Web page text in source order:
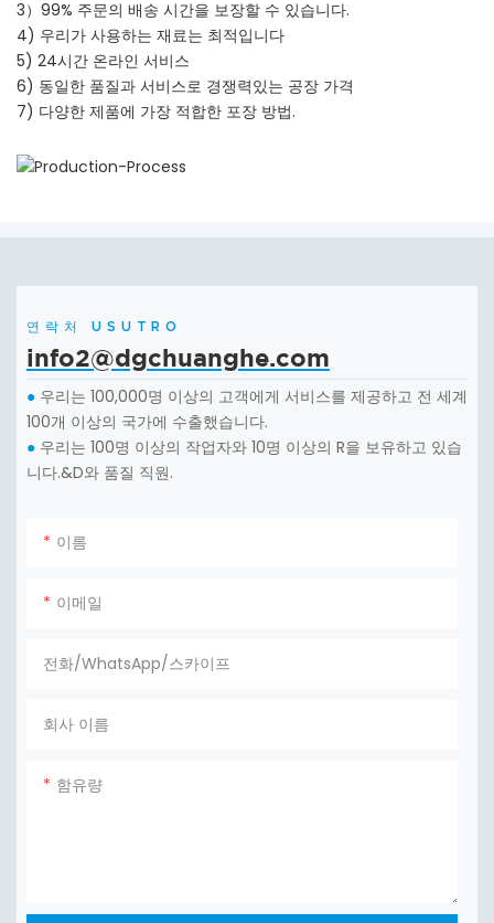
3）99% 주문의 배송 시간을 보장할 수 있습니다.
4) 우리가 사용하는 재료는 최적입니다
5) 24시간 온라인 서비스
6) 동일한 품질과 서비스로 경쟁력있는 공장 가격
7) 다양한 제품에 가장 적합한 포장 방법.
연락처 USUTRO
info2@dgchuanghe.com
● 우리는 100,000명 이상의 고객에게 서비스를 제공하고 전 세계
100개 이상의 국가에 수출했습니다.
● 우리는 100명 이상의 작업자와 10명 이상의 R을 보유하고 있습
니다.&D와 품질 직원.
이름
이메일
전화/WhatsApp/스카이프
회사 이름
함유량